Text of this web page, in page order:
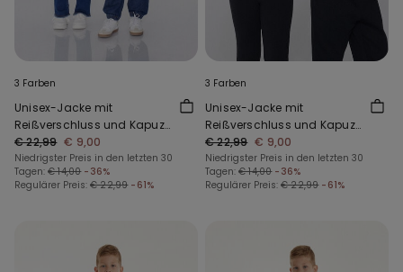
3 Farben
Unisex-Jacke mit
Reißverschluss und Kapuze
aus Funktionsgewebe für
Kinder
€ 22,99 € 9,00
Niedrigster Preis in den letzten 30
Tagen: € 14,00 -36%
Regulärer Preis: € 22,99 -61%
3 Farben
Unisex-Jacke mit
Reißverschluss und Kapuze
aus Funktionsgewebe für
Kinder
€ 22,99 € 9,00
Niedrigster Preis in den letzten 30
Tagen: € 14,00 -36%
Regulärer Preis: € 22,99 -61%